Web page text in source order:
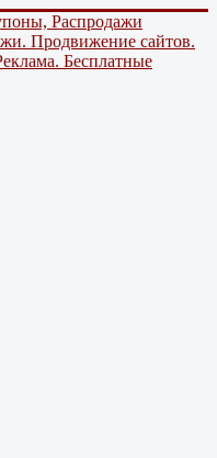
Продвижение сайтов.
Бесплатные